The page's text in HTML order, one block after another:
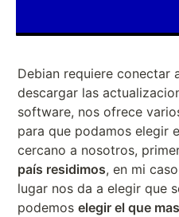
Debian requiere conectar
descargar las
software, nos ofrece
para que podamos elegir
cercano a nosotros,
país residimos, en mi
lugar nos da a elegir que
podemos elegir el que